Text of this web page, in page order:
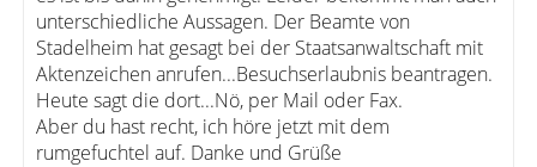
unterschiedliche Aussagen. Der Beamte von
Stadelheim hat gesagt bei der Staatsanwaltschaft mit
Aktenzeichen anrufen...Besuchserlaubnis beantragen.
Heute sagt die dort...Nö, per Mail oder Fax.
Aber du hast recht, ich höre jetzt mit dem
rumgefuchtel auf. Danke und Grüße